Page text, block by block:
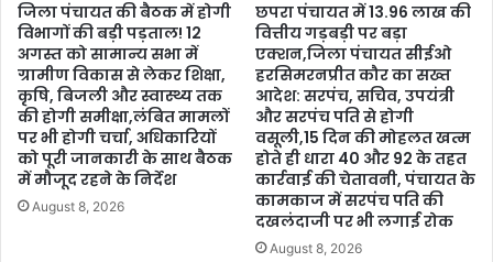
जिला पंचायत की बैठक में होगी
विभागों की बड़ी पड़ताल! 12
अगस्त को सामान्य सभा में
ग्रामीण विकास से लेकर शिक्षा,
कृषि, बिजली और स्वास्थ्य तक
की होगी समीक्षा,लंबित मामलों
पर भी होगी चर्चा, अधिकारियों
को पूरी जानकारी के साथ बैठक
में मौजूद रहने के निर्देश
August 8, 2026
छपरा पंचायत में 13.96 लाख की
वित्तीय गड़बड़ी पर बड़ा
एक्शन,जिला पंचायत सीईओ
हरसिमरनप्रीत कौर का सख्त
आदेश: सरपंच, सचिव, उपयंत्री
और सरपंच पति से होगी
वसूली,15 दिन की मोहलत खत्म
होते ही धारा 40 और 92 के तहत
कार्रवाई की चेतावनी, पंचायत के
कामकाज में सरपंच पति की
दखलंदाजी पर भी लगाई रोक
August 8, 2026